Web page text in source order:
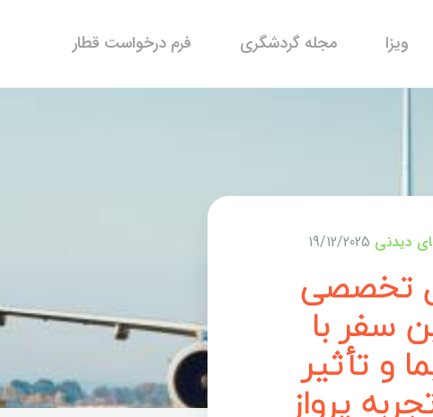
ویزا مجله گردشگری فرم درخواست قطار
دیدنی
تخصصی
سفر با
و تأثیر
پرواز